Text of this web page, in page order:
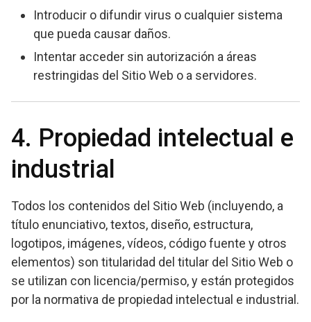
Introducir o difundir virus o cualquier sistema
que pueda causar daños.
Intentar acceder sin autorización a áreas
restringidas del Sitio Web o a servidores.
4. Propiedad intelectual e
industrial
Todos los contenidos del Sitio Web (incluyendo, a
título enunciativo, textos, diseño, estructura,
logotipos, imágenes, vídeos, código fuente y otros
elementos) son titularidad del titular del Sitio Web o
se utilizan con licencia/permiso, y están protegidos
por la normativa de propiedad intelectual e industrial.